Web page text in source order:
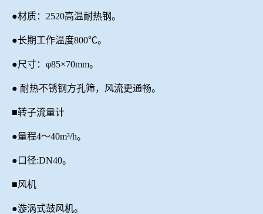
●材质：2520高温耐热钢。
●长期工作温度800℃。
●尺寸：φ85×70mm。
● 耐热不锈钢方孔筛，风流更通畅。
■转子流量计
●量程4～40m³/h。
●口径:DN40。
■风机
●漩涡式鼓风机。